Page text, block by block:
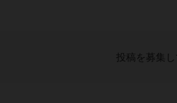
投稿を募集し